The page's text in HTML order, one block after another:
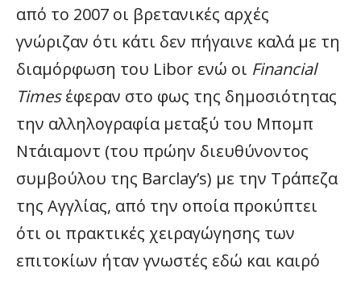
από το 2007 οι βρετανικές αρχές
γνώριζαν ότι κάτι δεν πήγαινε καλά με τη
διαμόρφωση του Libor ενώ οι Financial
Timesέφεραν στο φως της δημοσιότητας
την αλληλογραφία μεταξύ του Μπομπ
Ντάιαμοντ (του πρώην διευθύνοντος
συμβούλου της Barclay’s) με την Τράπεζα
της Αγγλίας, από την οποία προκύπτει
ότι οι πρακτικές χειραγώγησης των
επιτοκίων ήταν γνωστές εδώ και καιρό